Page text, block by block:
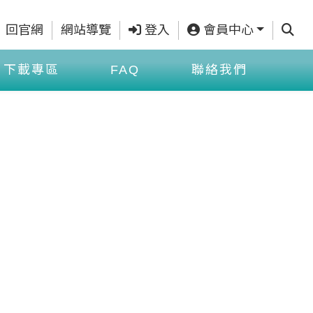
回官網 網站導覽 登入 會員中心 查詢
下載專區 FAQ 聯絡我們